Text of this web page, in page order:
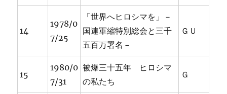
14
1978/0
7/25
「世界へヒロシマを」－
国連軍縮特別総会と三千
五百万署名－
ＧＵ
15
1980/0
7/31
被爆三十五年 ヒロシマ
の私たち
Ｇ